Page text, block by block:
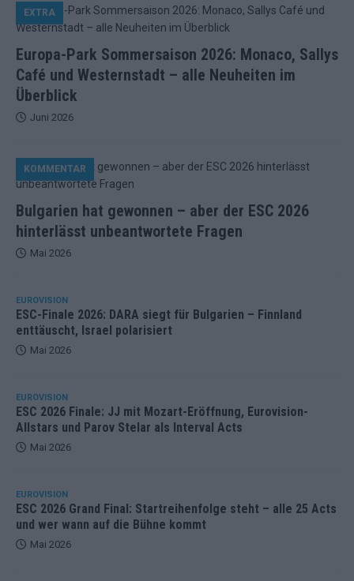
Europa-Park Sommersaison 2026: Monaco, Sallys
Café und Westernstadt – alle Neuheiten im
Überblick
EXTRA
Juni 2026
Bulgarien hat gewonnen – aber der ESC 2026
hinterlässt unbeantwortete Fragen
KOMMENTAR
Mai 2026
EUROVISION
ESC-Finale 2026: DARA siegt für Bulgarien – Finnland
enttäuscht, Israel polarisiert
Mai 2026
EUROVISION
ESC 2026 Finale: JJ mit Mozart-Eröffnung, Eurovision-
Allstars und Parov Stelar als Interval Acts
Mai 2026
EUROVISION
ESC 2026 Grand Final: Startreihenfolge steht – alle 25 Acts
und wer wann auf die Bühne kommt
Mai 2026